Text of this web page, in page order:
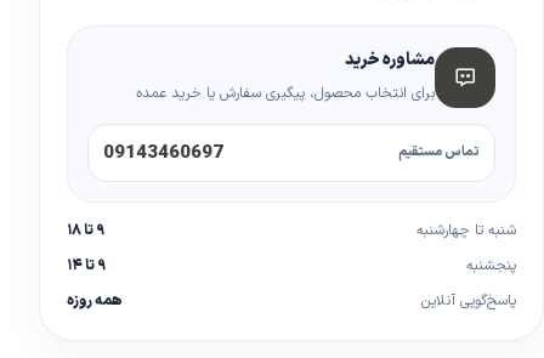
مشاوره خرید
برای انتخاب محصول، پیگیری سفارش یا خرید عمده
تماس مستقیم 09143460697
شنبه تا چهارشنبه
۹ تا ۱۸
پنجشنبه
۹ تا ۱۴
پاسخ‌گویی آنلاین
همه روزه